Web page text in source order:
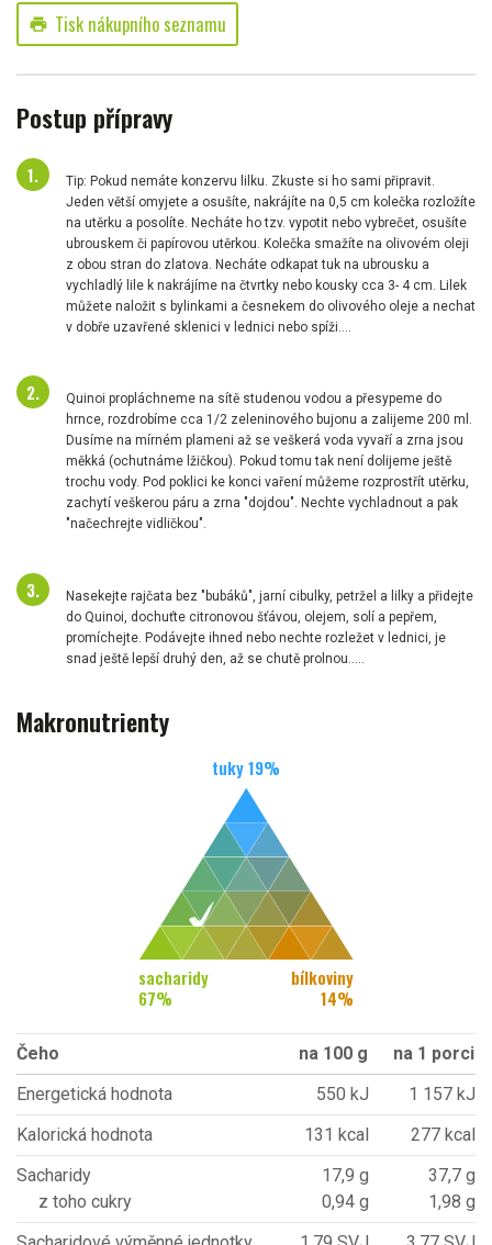
print Tisk nákupního seznamu
Postup přípravy
Tip: Pokud nemáte konzervu lilku. Zkuste si ho sami připravit.
Jeden větší omyjete a osušíte, nakrájíte na 0,5 cm kolečka rozložíte
na utěrku a posolíte. Necháte ho tzv. vypotit nebo vybrečet, osušíte
ubrouskem či papírovou utěrkou. Kolečka smažíte na olivovém oleji
z obou stran do zlatova. Necháte odkapat tuk na ubrousku a
vychladlý lile k nakrájíme na čtvrtky nebo kousky cca 3- 4 cm. Lilek
můžete naložit s bylinkami a česnekem do olivového oleje a nechat
v dobře uzavřené sklenici v lednici nebo spíži....
Quinoi propláchneme na sítě studenou vodou a přesypeme do
hrnce, rozdrobíme cca 1/2 zeleninového bujonu a zalijeme 200 ml.
Dusíme na mírném plameni až se veškerá voda vyvaří a zrna jsou
měkká (ochutnáme lžičkou). Pokud tomu tak není dolijeme ještě
trochu vody. Pod poklici ke konci vaření můžeme rozprostřít utěrku,
zachytí veškerou páru a zrna "dojdou". Nechte vychladnout a pak
"načechrejte vidličkou".
Nasekejte rajčata bez "bubáků", jarní cibulky, petržel a lilky a přidejte
do Quinoi, dochuťte citronovou šťávou, olejem, solí a pepřem,
promíchejte. Podávejte ihned nebo nechte rozležet v lednici, je
snad ještě lepší druhý den, až se chutě prolnou.....
Makronutrienty
tuky19%
sacharidy
67%
bílkoviny
14%
Čeho na 100 g
na 1 porci
Energetická hodnota
550 kJ
1 157 kJ
Kalorická hodnota
131 kcal
277 kcal
Sacharidy
z toho cukry
17,9 g
0,94 g
37,7 g
1,98 g